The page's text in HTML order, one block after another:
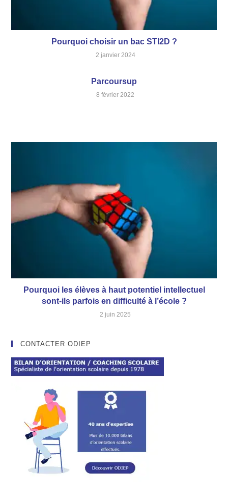
Pourquoi choisir un bac STI2D ?
2 janvier 2024
Parcoursup
8 février 2022
Pourquoi les élèves à haut potentiel intellectuel
sont-ils parfois en difficulté à l’école ?
2 juin 2025
CONTACTER ODIEP